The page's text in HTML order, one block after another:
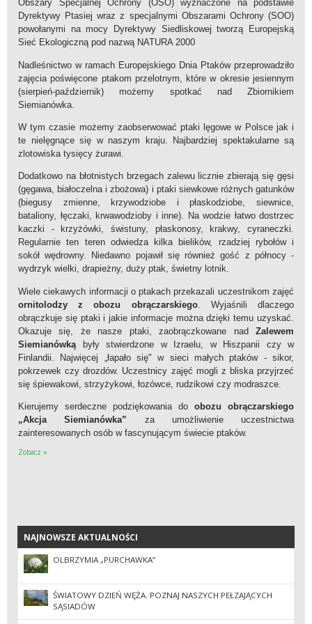
Obszary Specjalnej Ochrony (OSO) wyznaczone na podstawie
Dyrektywy Ptasiej wraz z specjalnymi Obszarami Ochrony (SOO)
powołanymi na mocy Dyrektywy Siedliskowej tworzą Europejską
Sieć Ekologiczną pod nazwą NATURA 2000
Nadleśnictwo w ramach Europejskiego Dnia Ptaków przeprowadziło
zajęcia poświęcone ptakom przelotnym, które w okresie jesiennym
(sierpień-październik) możemy spotkać nad Zbiornikiem
Siemianówka.
W tym czasie możemy zaobserwować ptaki lęgowe w Polsce jak i
te nielęgnące się w naszym kraju. Najbardziej spektakularne są
zlotowiska tysięcy żurawi.
Dodatkowo na błotnistych brzegach zalewu licznie zbierają się gęsi
(gęgawa, białoczelna i zbożowa) i ptaki siewkowe różnych gatunków
(biegusy zmienne, krzywodziobe i płaskodziobe, siewnice,
bataliony, łęczaki, krwawodzioby i inne). Na wodzie łatwo dostrzec
kaczki - krzyżówki, świstuny, płaskonosy, krakwy, cyraneczki.
Regularnie ten teren odwiedza kilka bielików, rzadziej rybołów i
sokół wędrowny. Niedawno pojawił się również gość z północy -
wydrzyk wielki, drapieżny, duży ptak, świetny lotnik.
Wiele ciekawych informacji o ptakach przekazali uczestnikom zajęć
ornitolodzy z obozu obrączarskiego. Wyjaśnili dlaczego
obrączkuje się ptaki i jakie informacje można dzięki temu uzyskać.
Okazuje się, że nasze ptaki, zaobrączkowane nad Zalewem
Siemianówką były stwierdzone w Izraelu, w Hiszpanii czy w
Finlandii. Najwięcej „łapało się" w sieci małych ptaków - sikor,
pokrzewek czy drozdów. Uczestnicy zajęć mogli z bliska przyjrzeć
się śpiewakowi, strzyżykowi, łozówce, rudzikowi czy modraszce.
Kierujemy serdeczne podziękowania do obozu obrączarskiego
„Akcja Siemianówka” za umożliwienie uczestnictwa
zainteresowanych osób w fascynującym świecie ptaków.
Zobacz »
NAJNOWSZE AKTUALNOŚCI
NAJNOWSZE AKTUALNOŚCI
OLBRZYMIA „PURCHAWKA”
ŚWIATOWY DZIEŃ WĘŻA. POZNAJ NASZYCH PEŁZAJĄCYCH
SĄSIADÓW